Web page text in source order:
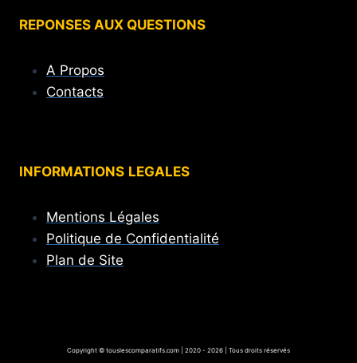
REPONSES AUX QUESTIONS
A Propos
Contacts
INFORMATIONS LEGALES
Mentions Légales
Politique de Confidentialité
Plan de Site
Copyright © touslescomparatifs.com | 2020 - 2026 | Tous droits réservés